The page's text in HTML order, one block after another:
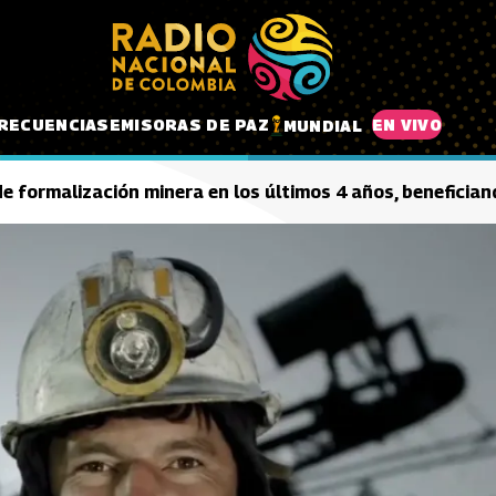
EMISORAS DE PAZ MUNDIAL EN VIVO
formalización minera en los últimos 4 años,